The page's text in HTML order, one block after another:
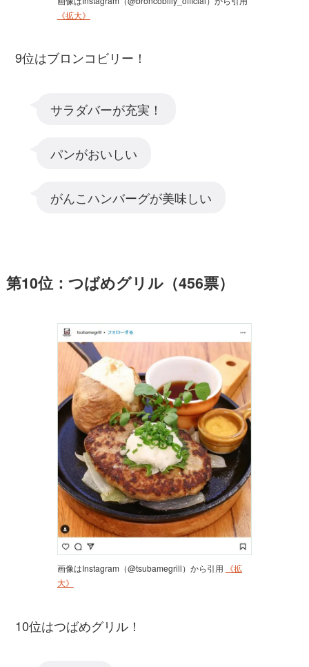
《拡大》
9位はブロンコビリー！
サラダバーが充実！
パンがおいしい
がんこハンバーグが美味しい
第10位：つばめグリル（456票）
画像はInstagram（@tsubamegrill）から引用
《拡
大》
10位はつばめグリル！